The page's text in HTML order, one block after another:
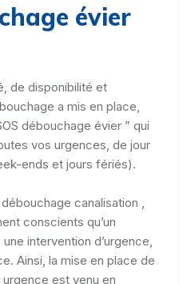
évier
de disponibilité et
a mis en place,
débouchage évier ” qui
vos urgences, de jour
ends et jours fériés).
canalisation ,
conscients qu’un
intervention d’urgence,
Ainsi, la mise en place de
est venu en